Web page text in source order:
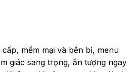
mềm mại và bền bỉ, menu
giác sang trọng, ấn tượng ngay